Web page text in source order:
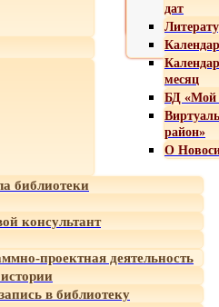
дат
месяц
БД «Мой
район»
О
библиотеки
консультант
проектная деятельность
в библиотеку